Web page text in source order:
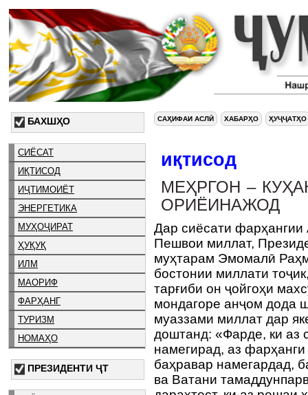
БАХШҲО
СИЁСАТ
ИҚТИСОД
ИҶТИМОИЁТ
ЭНЕРГЕТИКА
МУҲОҶИРАТ
ҲУҚУҚ
ИЛМ
МАОРИФ
ФАРҲАНГ
ТУРИЗМ
НОМАҲО
ПРЕЗИДЕНТИ ҶТ
САҲИФАИ АСЛӢ ХАБАРҲО ҲУҶҶАТҲО
иқтисод
МЕҲРГОН –
ОРИЁИНАЖОД
Дар сиёсати фарҳангии
Пешвои миллат,
муҳтарам Эмомалӣ
бостонии миллати
тарғиби он ҷойгоҳи
мондагоре анҷом дода
муаззами миллат дар
доштанд: «Фарде, ки аз
намегирад, аз
баҳравар намегардад,
ва Ватани